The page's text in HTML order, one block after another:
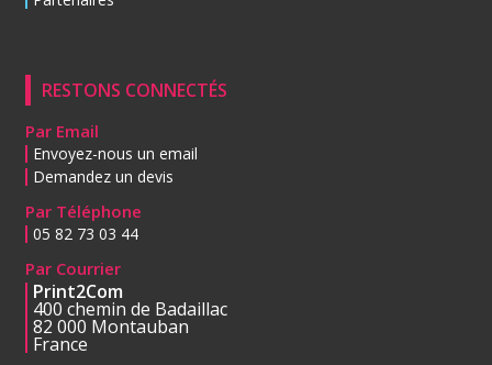
RESTONS CONNECTÉS
Par Email
Envoyez-nous un email
Demandez un devis
Par Téléphone
05 82 73 03 44
Par Courrier
Print2Com
400 chemin de Badaillac
82 000 Montauban
France